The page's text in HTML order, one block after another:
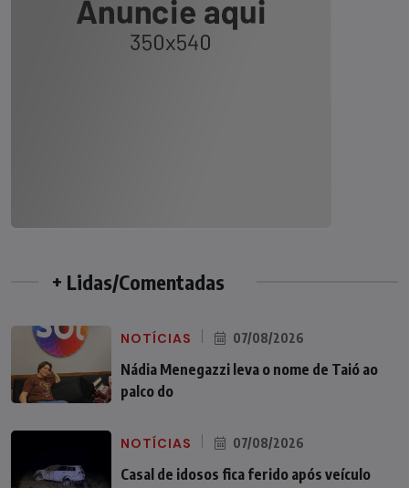
+ Lidas/Comentadas
NOTÍCIAS 07/08/2026
Nádia Menegazzi leva o nome de Taió ao
palco do
NOTÍCIAS 07/08/2026
Casal de idosos fica ferido após veículo